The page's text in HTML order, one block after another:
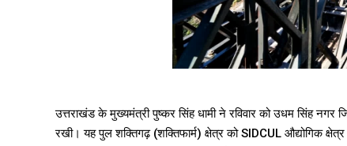
उत्तराखंड के मुख्यमंत्री पुष्कर सिंह धामी ने रविवार को उधम सिंह
रखी। यह पुल शक्तिगढ़ (शक्तिफार्म) क्षेत्र को SIDCUL औद्योगिक